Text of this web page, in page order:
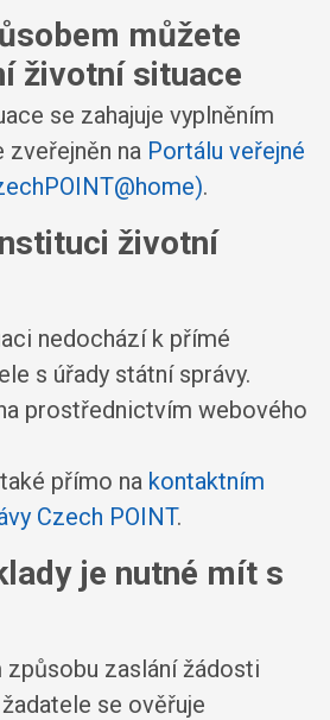
můžete
životní situace
se zahajuje vyplněním
na Portálu veřejné
.
životní
nedochází k přímé
s úřady státní správy.
prostřednictvím webového
přímo na kontaktním
Czech POINT.
je nutné mít s
zaslání žádosti
se ověřuje